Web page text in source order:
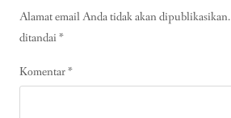
Alamat email Anda tidak akan dipublikasikan.
ditandai*
Komentar*